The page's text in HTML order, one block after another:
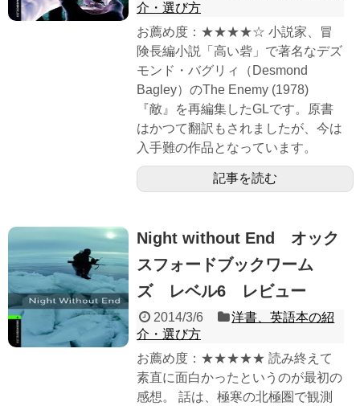
介・選び方
お薦め度：★★★★☆ 小説家、冒
険長編小説「高い砦」で著名なデズ
モンド・バグリィ（Desmond
Bagley）のThe Enemy (1978)
『敵』を再編集したGLです。原書
はかつて翻訳もされましたが、今は
入手難の作品となっています。
記事を読む
Night without End オック
スフォードブックワーム
ズ レベル6 レビュー
2014/3/6
洋書、英語本の紹
介・選び方
お薦め度：★★★★★ 読み終えて
素直に面白かったというのが最初の
感想。 話は、極寒の北極圏で観測